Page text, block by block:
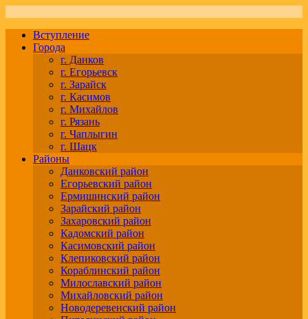
Вступление
Города
г. Данков
г. Егорьевск
г. Зарайск
г. Касимов
г. Михайлов
г. Рязань
г. Чаплыгин
г. Шацк
Районы
Данковский район
Егорьевский район
Ермишинский район
Зарайский район
Захаровский район
Кадомский район
Касимовский район
Клепиковский район
Кораблинский район
Милославский район
Михайловский район
Новодеревенский район